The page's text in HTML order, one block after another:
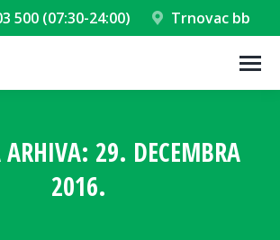
500 (07:30-24:00) Trnovac bb
29. DECEMBRA
2016.